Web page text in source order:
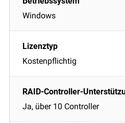
Windows
Kostenpflichtig
Ja, über 10 Controller